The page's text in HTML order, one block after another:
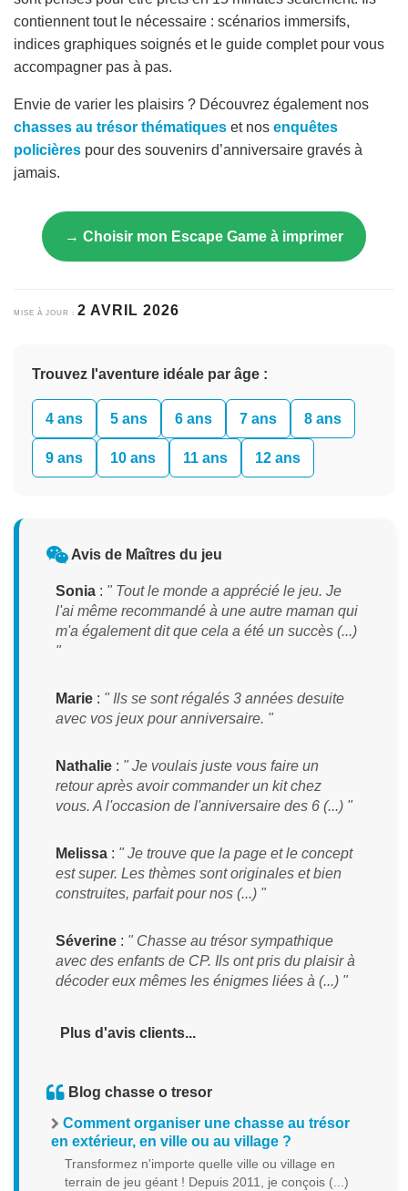
contiennent tout le nécessaire : scénarios immersifs,
indices graphiques soignés et le guide complet pour vous
accompagner pas à pas.
Envie de varier les plaisirs ? Découvrez également nos
chasses au trésor thématiques et nos enquêtes
policières pour des souvenirs d’anniversaire gravés à
jamais.
→ Choisir mon Escape Game à imprimer
MISE À JOUR : 2 AVRIL 2026
Trouvez l'aventure idéale par âge :
4 ans 5 ans 6 ans 7 ans 8 ans
9 ans 10 ans 11 ans 12 ans
Avis de Maîtres du jeu
Sonia : " Tout le monde a apprécié le jeu. Je
l'ai même recommandé à une autre maman qui
m'a également dit que cela a été un succès (...)
"
Marie : " Ils se sont régalés 3 années desuite
avec vos jeux pour anniversaire. "
Nathalie : " Je voulais juste vous faire un
retour après avoir commander un kit chez
vous. A l'occasion de l'anniversaire des 6 (...) "
Melissa : " Je trouve que la page et le concept
est super. Les thèmes sont originales et bien
construites, parfait pour nos (...) "
Séverine : " Chasse au trésor sympathique
avec des enfants de CP. Ils ont pris du plaisir à
décoder eux mêmes les énigmes liées à (...) "
Plus d'avis clients...
Blog chasse o tresor
Comment organiser une chasse au trésor
en extérieur, en ville ou au village ?
Transformez n'importe quelle ville ou village en
terrain de jeu géant ! Depuis 2011, je conçois (...)